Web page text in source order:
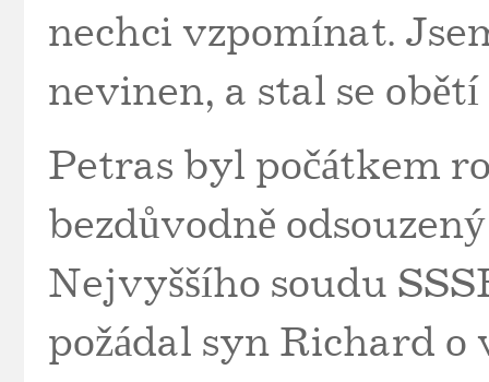
nechci vzpomínat.
nevinen, a stal se obětí
Petras byl počátkem
bezdůvodně
Nejvyššího soudu
požádal syn Richard